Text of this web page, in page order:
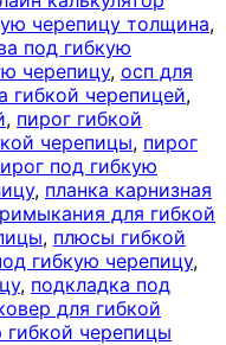
черепицу толщина,
под гибкую
черепицу, осп для
гибкой черепицей,
, пирог гибкой
черепицы, пирог
под гибкую
, планка карнизная
для гибкой
, плюсы гибкой
гибкую черепицу,
, подкладка под
для гибкой
гибкой черепицы